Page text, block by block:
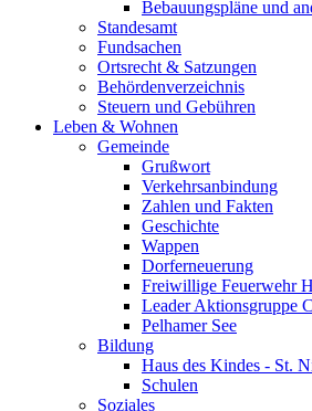
Bebauungspläne und
Standesamt
Fundsachen
Ortsrecht & Satzungen
Behördenverzeichnis
Steuern und Gebühren
Leben & Wohnen
Gemeinde
Grußwort
Verkehrsanbindung
Zahlen und Fakten
Geschichte
Wappen
Dorferneuerung
Freiwillige Feuerwehr
Leader Aktionsgruppe
Pelhamer See
Bildung
Haus des Kindes - St.
Schulen
Soziales